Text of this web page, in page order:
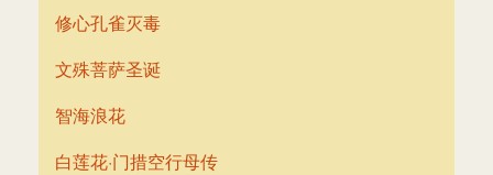
修心孔雀灭毒
文殊菩萨圣诞
智海浪花
白莲花·门措空行母传